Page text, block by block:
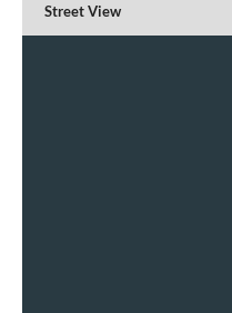
Street View